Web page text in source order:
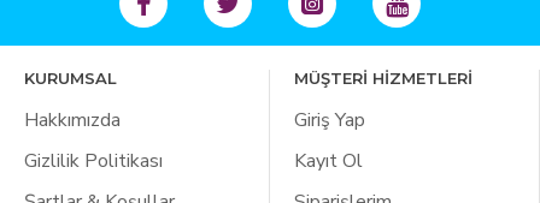
KURUMSAL
Hakkımızda
Gizlilik Politikası
MÜŞTERİ HİZMETLERİ
Giriş Yap
Kayıt Ol